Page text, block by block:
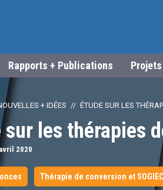
Rapports + Publications
+ IDÉES ÉTUDE SUR LES
sur les thérapies
avril 2020
Thérapie de conversion et